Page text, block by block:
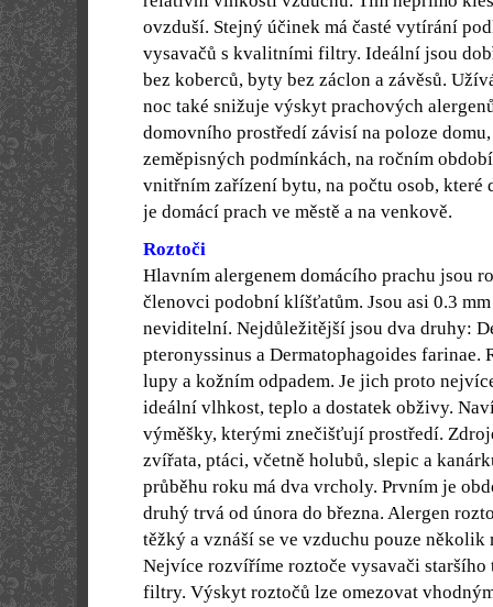
ovzduší. Stejný účinek má časté vytírání
vysavačů s kvalitními filtry. Ideální jsou
bez koberců, byty bez záclon a závěsů.
noc také snižuje výskyt prachových
domovního prostředí závisí na poloze
zeměpisných podmínkách, na ročním
vnitřním zařízení bytu, na počtu osob, které
je domácí prach ve městě a na venkově.
Roztoči
Hlavním alergenem domácího prachu jsou
členovci podobní klíšťatům. Jsou asi 0.3
neviditelní. Nejdůležitější jsou dva druhy:
pteronyssinus a Dermatophagoides
lupy a kožním odpadem. Je jich proto
ideální vlhkost, teplo a dostatek obživy.
výměšky, kterými znečišťují prostředí.
zvířata, ptáci, včetně holubů, slepic a
průběhu roku má dva vrcholy. Prvním je
druhý trvá od února do března. Alergen
těžký a vznáší se ve vzduchu pouze
Nejvíce rozvíříme roztoče vysavači staršího
filtry. Výskyt roztočů lze omezovat